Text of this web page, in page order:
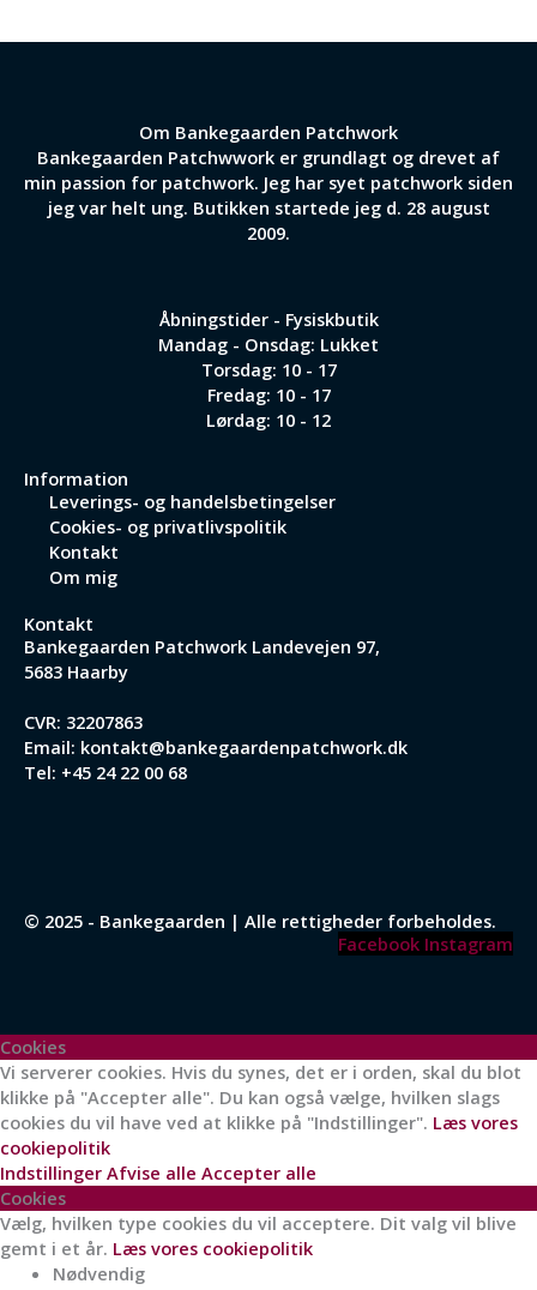
Om Bankegaarden Patchwork
Bankegaarden Patchwwork er grundlagt og drevet af
min passion for patchwork. Jeg har syet patchwork siden
jeg var helt ung. Butikken startede jeg d. 28 august
2009.
Åbningstider - Fysiskbutik
Mandag - Onsdag: Lukket
Torsdag: 10 - 17
Fredag: 10 - 17
Lørdag: 10 - 12
Information
Leverings- og handelsbetingelser
Cookies- og privatlivspolitik
Kontakt
Om mig
Kontakt
Bankegaarden Patchwork Landevejen 97,
5683 Haarby
CVR: 32207863
Email: kontakt@bankegaardenpatchwork.dk
Tel: +45 24 22 00 68
© 2025 - Bankegaarden | Alle rettigheder forbeholdes.
Facebook Instagram
Cookies
Vi serverer cookies. Hvis du synes, det er i orden, skal du blot
klikke på "Accepter alle". Du kan også vælge, hvilken slags
cookies du vil have ved at klikke på "Indstillinger". Læs vores
cookiepolitik
Indstillinger Afvise alle Accepter alle
Cookies
Vælg, hvilken type cookies du vil acceptere. Dit valg vil blive
gemt i et år. Læs vores cookiepolitik
Nødvendig